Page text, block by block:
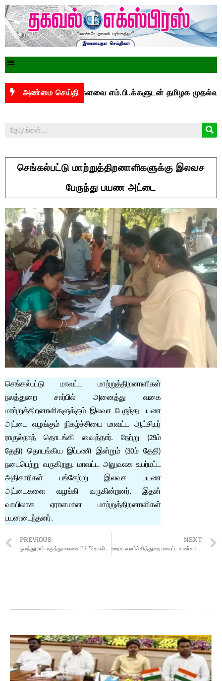
அண்மை செய்தி
மக்களவை எம்.பி.க்களுடன் தமிழக முதல்வர் விஜய்
செங்கல்பட்டு மாற்றுத்திறனாளிகளுக்கு இலவச
பேருந்து பயண அட்டை
செங்கல்பட்டு மாவட்ட மாற்றுத்திறனாளிகள்
நலத்துறை சார்பில் அனைத்து வகை
மாற்றுத்திறனாளிகளுக்கும் இலவச பேருந்து பயண
அட்டை வழங்கும் நிகழ்ச்சியை மாவட்ட ஆட்சியர்
ராகுல்நாத் தொடங்கி வைத்தார். நேற்று (29ம்
தேதி) தொடங்கிய இப்பணி இன்றும் (30ம் தேதி)
நடைபெற்று வருகிறது. மாவட்ட அலுவலக உயர்மட்ட
அதிகாரிகள் பங்கேற்று இலவச பயண
அட்டைகளை வழங்கி வருகின்றனர். இதன்
வாயிலாக ஏராளமான மாற்றுத்திறனாளிகள்
பயனடைந்தனர்.
PREVIOUS
ஓமந்தூரார் மருத்துவமனையில் “கோவிட் 19 நூல்” அமைச்சர் மா.சுப்பிரமணியன் வெளியிட்டார்
NEXT
ஊரக வளர்ச்சித்துறை மாவட்ட கண்காணிப்பாளரிடம் தகவல் எக்ஸ்பிரஸ் வழங்கல்